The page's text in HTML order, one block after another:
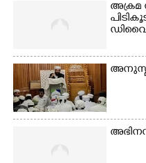
അക്രമ